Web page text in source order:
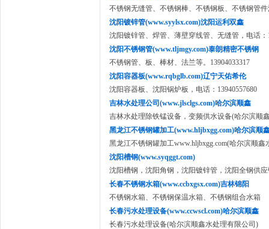
不锈钢无缝管、不锈钢棒、不锈钢板、不锈钢管件
沈阳镀锌管(www.syylsx.com)沈阳运利双鑫
沈阳镀锌管、焊管、薄壁穿线管、无缝管，电话：
沈阳不锈钢管(www.tljmgy.com)泰朗精密不锈钢
不锈钢管、板、棒材、法兰等。13904033317
沈阳容器板(www.rqbglb.com)辽宁天佑希伦
沈阳容器板、沈阳锅炉板，电话：13940557680
吉林水处理公司(www.jlsclgs.com)哈尔滨顺鑫
吉林水处理除铁锰设备，变频供水设备(哈尔滨顺
黑龙江不锈钢罐加工(www.hljbxgg.com)哈尔滨顺
黑龙江不锈钢罐加工www.hljbxgg.com(哈尔滨顺鑫
沈阳槽钢(www.syqggt.com)
沈阳槽钢，沈阳角钢，沈阳镀锌管，沈阳全钢供应
长春不锈钢水箱(www.ccbxgsx.com)吉林锦阳
不锈钢水箱、不锈钢保温水箱、不锈钢组合水箱
长春污水处理设备(www.ccwscl.com)哈尔滨顺鑫
长春污水处理设备(哈尔滨顺鑫水处理有限公司)